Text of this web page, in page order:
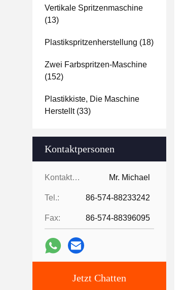
Vertikale Spritzenmaschine
(13)
Plastikspritzenherstellung (18)
Zwei Farbspritzen-Maschine
(152)
Plastikkiste, Die Maschine
Herstellt(33)
Kontaktpersonen
Kontaktpersonen: Mr. Michael
Tel.: 86-574-88233242
Fax: 86-574-88396095
Jetzt Chatten